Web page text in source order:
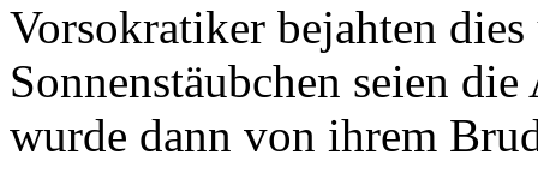
Vorsokratiker bejahten
Sonnenstäubchen seien
wurde dann von ihrem